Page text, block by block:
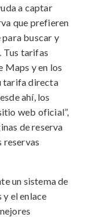
a captar
que prefieren
buscar y
Tus tarifas
Maps y en los
tarifa directa
ahí, los
web oficial”,
de reserva
reservas
un sistema de
el enlace